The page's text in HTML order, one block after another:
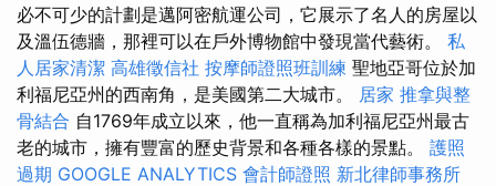
必不可少的計劃是邁阿密航運公司，它展示了名人的房屋以
及溫伍德牆，那裡可以在戶外博物館中發現當代藝術。 私
人居家清潔 高雄徵信社 按摩師證照班訓練 聖地亞哥位於加
利福尼亞州的西南角，是美國第二大城市。 居家 推拿與整
骨結合 自1769年成立以來，他一直稱為加利福尼亞州最古
老的城市，擁有豐富的歷史背景和各種各樣的景點。 護照
過期 GOOGLE ANALYTICS 會計師證照 新北律師事務所